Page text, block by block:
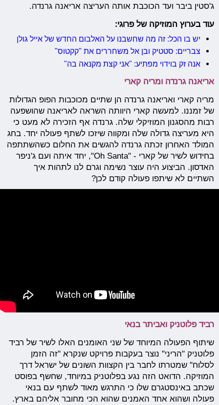
ג'סטין ביבר ועד הכוכבת אותה העריצה אריאנה גרנדה.
עוד בערוץ המוזיקה של פרוגי:
יש בו הכל: זה מה שחשבנו על האלבום החדש של אייל גולן
צבריים: סטטיק ובן אל משחררים את "קקטוס"
אנה זק בוידוי מפתיע: "אני קצת מקנאה בה"
אריאנה גרנדה ומריה קארי
מריה קארי ואריאנה גרנדה הן שתיים מכוכבות הפופ הגדולות
של זמננו. למעשה קארי היוותה השראה לאריאנה שהושפעה
רבות מהסגנון המוזיקלי שלה. גרנדה אף הזכירה לא מעט כי
היא מעריצה גדולה שלה ומקווה שיזכו לשתף פעולה יחד. בחג
המולד האחרון זכתה גרנדה להגשים את החלום כשהשתתפה
בחידוש לשיר של קארי - "Oh Santa", יחד איתה ועם ג'ניפר
האדסון. הביצוע היה עוצר נשימה וגרם לנו לתהות איך
השתיים לא שיתפו פעולה קודם לכן?
רביד פלוטניק ואביתר בנאי
שיתוף הפעולה המיוחד של שני האומנים האלו לשיר של רביד
פלוטניק "הריני" נוצר בעקבות פרויקט שנקרא "זה הזמן
לסלוח" שמטרתו לחבר בין הקצוות השונים של ישראל דרך
המוזיקה. הדואט הזה נגע בפלוטניק במיוחד, שחשף בפוסט
שכתב באינסטגרם שלו כי התרגש מאוד לשתף עם בנאי
פעולה ושהוא אחד האמנים שהוא הכי מחובר אליהם בארץ.